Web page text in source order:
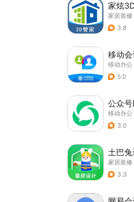
家炫
家居装修
3.8
移动会
移动办公
5.0
公众
移动办公
3.0
土巴
家居装修
3.3